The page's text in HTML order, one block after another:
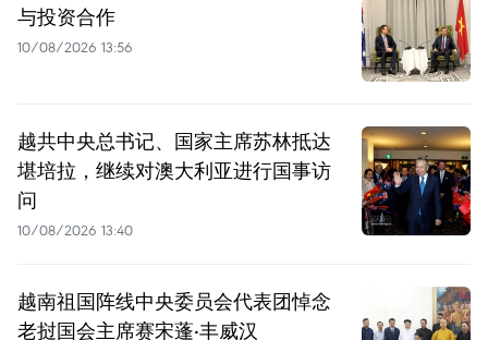
与投资合作
10/08/2026 13:56
越共中央总书记、国家主席苏林抵达
堪培拉，继续对澳大利亚进行国事访
问
10/08/2026 13:40
越南祖国阵线中央委员会代表团悼念
老挝国会主席赛宋蓬·丰威汉